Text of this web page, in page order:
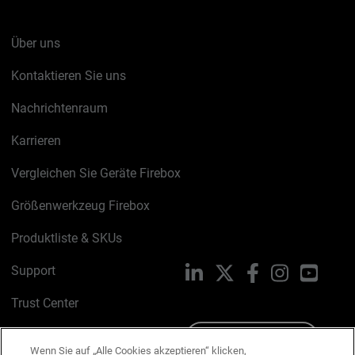
Über uns
Kontaktieren Sie uns
Nachrichtenraum
Karrieren
Vergleichen Sie Geräte Firebox
Größenwerkzeug Firebox
Produktliste & SKUs
Support
Trust Center
LinkedIn FacebookInstagram
Wenn Sie auf „Alle Cookies akzeptieren“ klicken,